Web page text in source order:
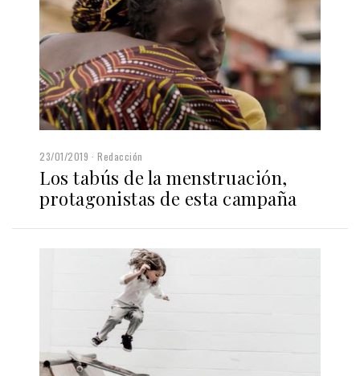
23/01/2019 Redacción
Los tabús de la menstruación,
protagonistas de esta campaña